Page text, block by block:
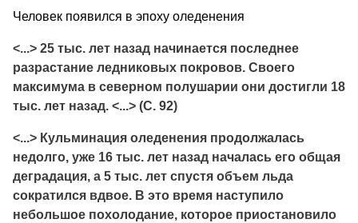
Человек появился в эпоху оледенения
<...> 25 тыс. лет назад начинается последнее
разрастание ледниковых покровов. Своего
максимума в северном полушарии они достигли 18
тыс. лет назад. <...> (С. 92)
<...> Кульминация оледенения продолжалась
недолго, уже 16 тыс. лет назад началась его общая
деградация, а 5 тыс. лет спустя объем льда
сократился вдвое. В это время наступило
небольшое похолодание, которое приостановило